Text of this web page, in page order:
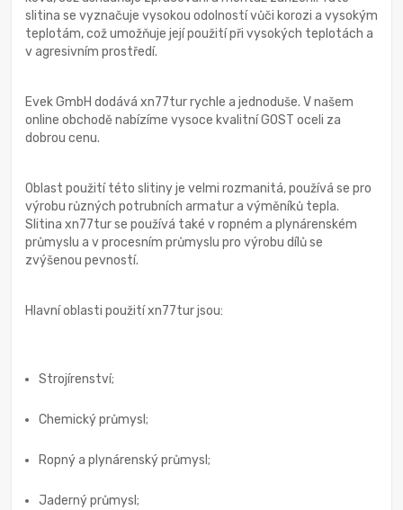
slitina se vyznačuje vysokou odolností vůči korozi a vysokým
teplotám, což umožňuje její použití při vysokých teplotách a
v agresivním prostředí.
Evek GmbH dodává xn77tur rychle a jednoduše. V našem
online obchodě nabízíme vysoce kvalitní GOST oceli za
dobrou cenu.
Oblast použití této slitiny je velmi rozmanitá, používá se pro
výrobu různých potrubních armatur a výměníků tepla.
Slitina xn77tur se používá také v ropném a plynárenském
průmyslu a v procesním průmyslu pro výrobu dílů se
zvýšenou pevností.
Hlavní oblasti použití xn77tur jsou:
Strojírenství;
Chemický průmysl;
Ropný a plynárenský průmysl;
Jaderný průmysl;